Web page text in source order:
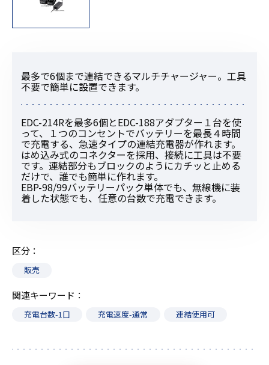
最多で6個まで連結できるマルチチャージャー。工具
不要で簡単に設置できます。
EDC-214Rを最多6個とEDC-188アダプター１台を使
って、１つのコンセントでバッテリーを最長４時間
で充電する、急速タイプの連結充電器が作れます。
はめ込み式のコネクターを採用、接続に工具は不要
です。連結部分もブロックのようにカチッと止める
だけで、誰でも簡単に作れます。
EBP-98/99バッテリーパック単体でも、無線機に装
着した状態でも、任意の台数で充電できます。
区分
販売
関連キーワード
充電台数-1口 充電速度-通常 連結使用可